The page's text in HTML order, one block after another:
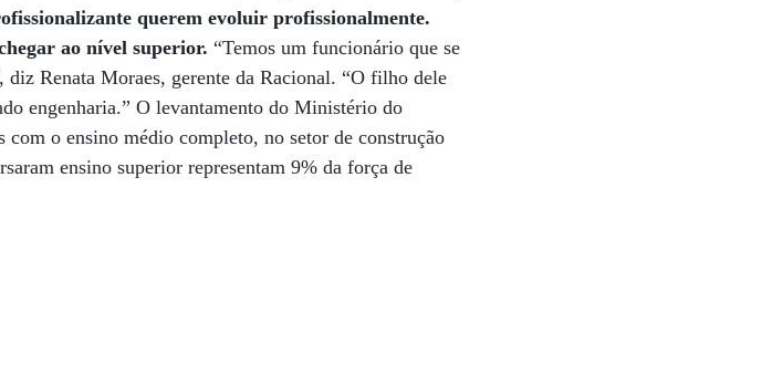
querem evoluir profissionalmente.
ao nível superior. “Temos um funcionário que se
Renata Moraes, gerente da Racional. “O filho dele
engenharia.” O levantamento do Ministério do
com o ensino médio completo, no setor de construção
ensino superior representam 9% da força de